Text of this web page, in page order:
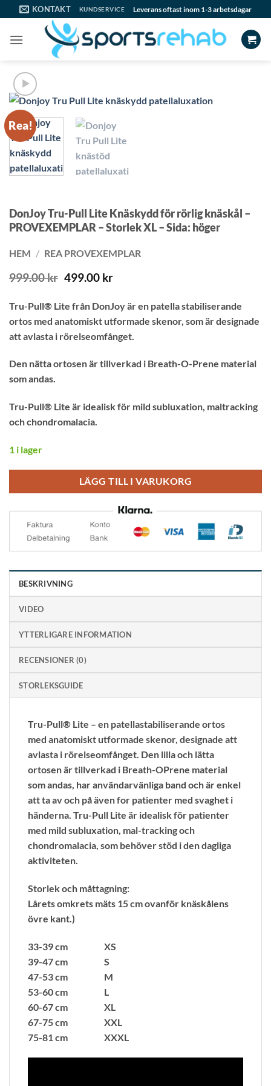
to
content
KONTAKT KUNDSERVICE Leverans oftast inom 1-3 arbetsdagar
Rea!
DonJoy Tru-Pull Lite Knäskydd för rörlig knäskål –
PROVEXEMPLAR – Storlek XL – Sida: höger
HEM / REA PROVEXEMPLAR
999.00kr Det
var:
999.00 kr.
499.00 krDet
är:
499.00 kr.
Tru-Pull® Lite från DonJoy är en patella stabiliserande
ortos med ­anatomiskt utformade skenor, som är designade
att avlasta i rörelseomfånget.
Den nätta ortosen är tillverkad i Breath-O-Prene material
som andas.
Tru-Pull® Lite är idealisk för mild subluxation, maltracking
och chondromalacia.
1 i lager
LÄGG TILL I VARUKORG
BESKRIVNING
VIDEO
YTTERLIGARE INFORMATION
RECENSIONER (0)
STORLEKSGUIDE
Tru-Pull® Lite – en patellastabiliserande ortos
med anatomiskt utformade skenor, designade att
avlasta i rörelseomfånget. Den lilla och lätta
ortosen är tillverkad i Breath-OPrene material
som andas, har användarvänliga band och är enkel
att ta av och på även for patienter med svaghet i
händerna. Tru-Pull Lite är idealisk för patienter
med mild subluxation, mal-tracking och
chondromalacia, som behöver stöd i den dagliga
aktiviteten.
Storlek och måttagning:
Lårets omkrets mäts 15 cm ovanför knäskålens
övre kant.)
33-39 cm XS
39-47 cm S
47-53 cm M
53-60 cm L
60-67 cm XL
67-75 cm XXL
75-81 cm XXXL